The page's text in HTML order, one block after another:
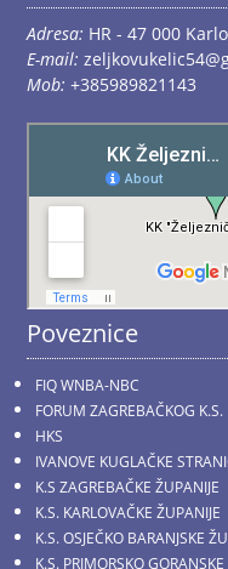
Adresa: HR - 47 000
E-mail:
Mob: +385989821143
Poveznice
FIQ WNBA-NBC
FORUM ZAGREBAČKOG K.S.
HKS
IVANOVE KUGLAČKE
K.S ZAGREBAČKE ŽUPANIJE
K.S. KARLOVAČKE ŽUPANIJE
K.S. OSJEČKO BARANJSKE
K.S. PRIMORSKO